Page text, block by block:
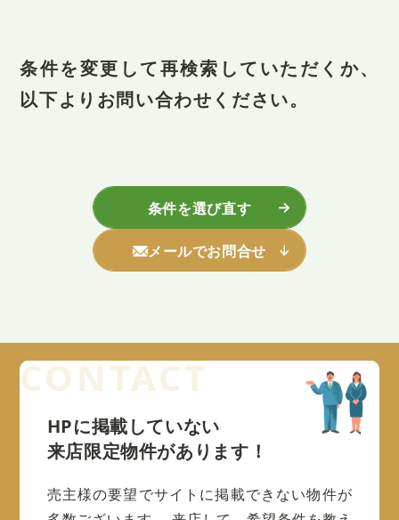
条件を変更して再検索していただくか、
以下よりお問い合わせください。
条件を選び直す
メールでお問合せ
HPに掲載していない
来店限定物件があります！
売主様の要望でサイトに掲載できない物件が